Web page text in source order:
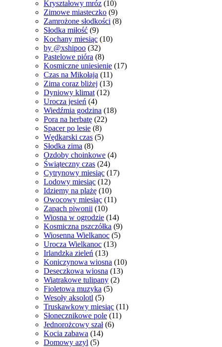
Kryształowy mróz (10)
Zimowe miasteczko (9)
Zamrożone słodkości (8)
Słodka miłość (9)
Kochany miesiąc (10)
by @xshipoo (32)
Pastelowe pióra (8)
Kosmiczne uniesienie (17)
Czas na Mikołaja (11)
Zima coraz bliżej (13)
Dyniowy klimat (12)
Urocza jesień (4)
Wiedźmia godzina (18)
Pora na herbatę (22)
Spacer po lesie (8)
Wędkarski czas (5)
Słodka zima (8)
Ozdoby choinkowe (4)
Świąteczny czas (24)
Cytrynowy miesiąc (17)
Lodowy miesiąc (12)
Idziemy na plażę (10)
Owocowy miesiąc (11)
Zapach piwonii (10)
Wiosna w ogrodzie (14)
Kosmiczna pszczółka (9)
Wiosenna Wielkanoc (5)
Urocza Wielkanoc (13)
Irlandzka zieleń (13)
Koniczynowa wiosna (10)
Deseczkowa wiosna (13)
Wiatrakowe tulipany (2)
Fioletowa muzyka (5)
Wesoły aksolotl (5)
Truskawkowy miesiąc (11)
Słonecznikowe pole (11)
Jednorożcowy szał (6)
Kocia zabawa (14)
Domowy azyl (5)